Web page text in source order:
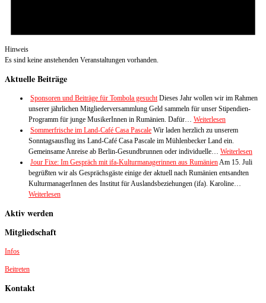
Hinweis
Es sind keine anstehenden Veranstaltungen vorhanden.
Aktuelle Beiträge
Sponsoren und Beiträge für Tombola gesucht Dieses Jahr wollen wir im Rahmen
unserer jährlichen Mitgliederversammlung Geld sammeln für unser Stipendien-
Programm für junge MusikerInnen in Rumänien. Dafür… Weiterlesen
Sommerfrische im Land-Café Casa Pascale Wir laden herzlich zu unserem
Sonntagsausflug ins Land-Café Casa Pascale im Mühlenbecker Land ein.
Gemeinsame Anreise ab Berlin-Gesundbrunnen oder individuelle… Weiterlesen
Jour Fixe: Im Gespräch mit ifa-Kulturmanagerinnen aus RumänienAm 15. Juli
begrüßten wir als Gesprächsgäste einige der aktuell nach Rumänien entsandten
KulturmanagerInnen des Institut für Auslandsbeziehungen (ifa). Karoline…
Weiterlesen
Aktiv werden
Mitgliedschaft
Infos
Beitreten
Kontakt